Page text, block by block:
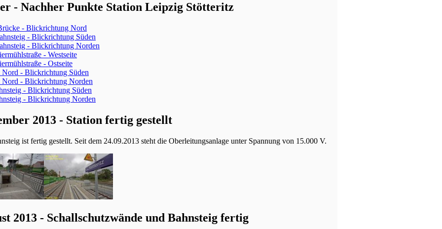
- Nachher Punkte Station Leipzig Stötteritz
- Blickrichtung Nord
- Blickrichtung Süden
- Blickrichtung Norden
- Westseite
- Ostseite
Nord - Blickrichtung Süden
Nord - Blickrichtung Norden
- Blickrichtung Süden
- Blickrichtung Norden
2013 - Station fertig gestellt
ist fertig gestellt. Seit dem 24.09.2013 steht die Oberleitungsanlage unter Spannung von 15.000 V.
2013 - Schallschutzwände und Bahnsteig fertig